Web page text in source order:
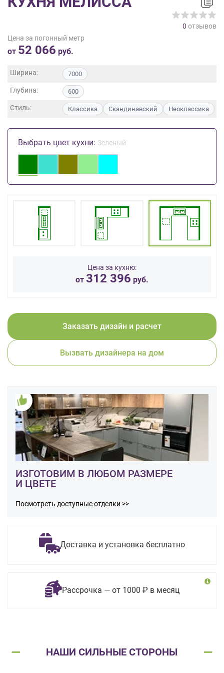
0 отзывов
Цена за погонный метр
от 52 066 руб.
Ширина: 7000
Глубина: 600
Стиль: Классика Скандинавский Неоклассика
Выбрать цвет кухни: Зеленый
Цена за кухню:
от 312 396 руб.
Заказать дизайн и расчет
Вызвать дизайнера на дом
ИЗГОТОВИМ В ЛЮБОМ РАЗМЕРЕ
И ЦВЕТЕ
Посмотреть доступные отделки >>
Доставка и установка бесплатно
Рассрочка — от 1000 ₽ в месяц
НАШИ СИЛЬНЫЕ СТОРОНЫ
данных ,
Согласие
обработку
данных
порядке
условиях
персональных